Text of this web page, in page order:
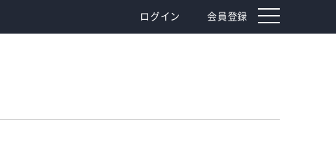
ログイン 会員登録
toggle